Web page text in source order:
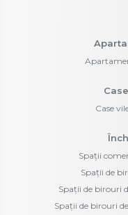
Case
Spații
Spații de
Spații de birouri
Spații de birouri